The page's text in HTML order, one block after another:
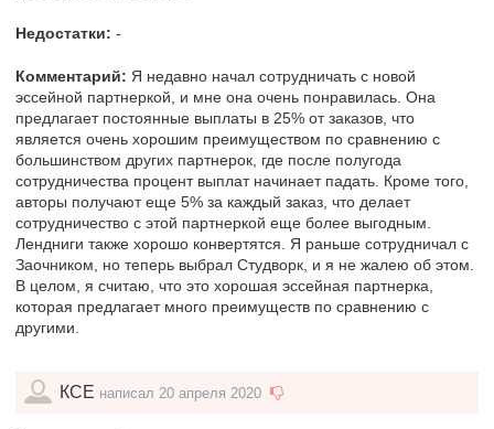
Недостатки: -
Комментарий: Я недавно начал сотрудничать с новой
эссейной партнеркой, и мне она очень понравилась. Она
предлагает постоянные выплаты в 25% от заказов, что
является очень хорошим преимуществом по сравнению с
большинством других партнерок, где после полугода
сотрудничества процент выплат начинает падать. Кроме того,
авторы получают еще 5% за каждый заказ, что делает
сотрудничество с этой партнеркой еще более выгодным.
Лендниги также хорошо конвертятся. Я раньше сотрудничал с
Заочником, но теперь выбрал Студворк, и я не жалею об этом.
В целом, я считаю, что это хорошая эссейная партнерка,
которая предлагает много преимуществ по сравнению с
другими.
КСЕ написал 20 апреля 2020